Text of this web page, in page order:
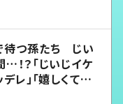
待つ孫たち じい
！？「じいじイケ
デレ」「嬉しくて可